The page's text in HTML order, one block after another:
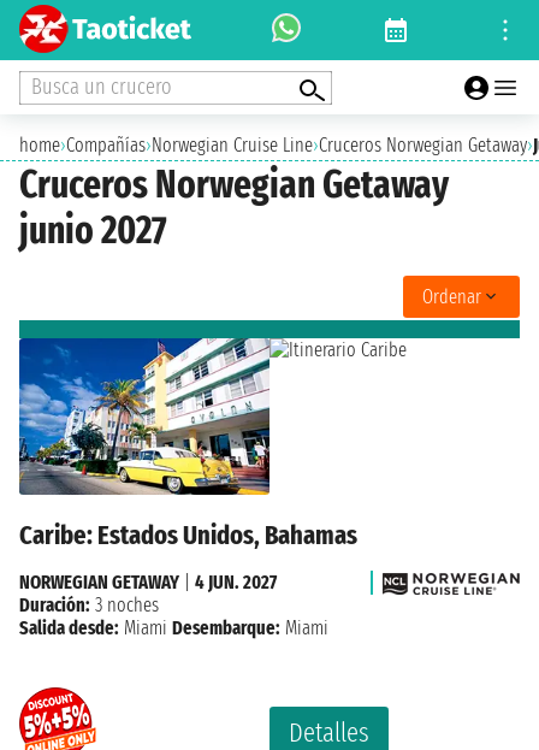
Busca un crucero
home›Compañías›Norwegian Cruise Line›Cruceros Norwegian Getaway›
Cruceros Norwegian Getaway
junio 2027
Ordenar
Caribe: Estados Unidos, Bahamas
Detalles
NORWEGIAN GETAWAY
4 JUN. 2027
Duración: 3 noches
Salida desde: Miami Desembarque: Miami